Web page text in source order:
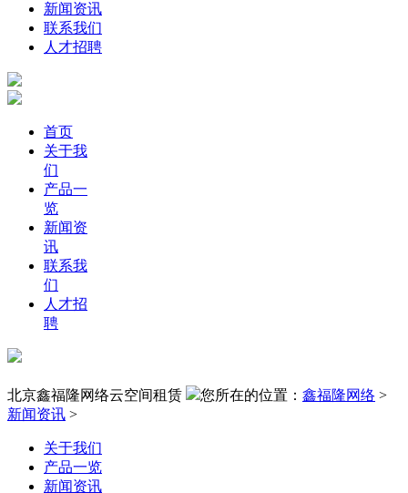
新闻资讯
联系我们
人才招聘
首页
关于我
们
产品一
览
新闻资
讯
联系我
们
人才招
聘
北京鑫福隆网络云空间租赁 您所在的位置： 鑫福隆网络 >
新闻资讯 >
关于我们
产品一览
新闻资讯